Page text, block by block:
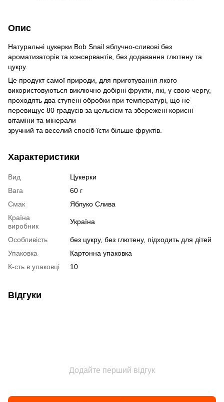
Опис
Натуральні цукерки Bob Snail яблучно-сливові без
ароматизаторів та консервантів, без додавання глютену та
цукру.
Це продукт самої природи, для приготування якого
використовуються виключно добірні фрукти, які, у свою чергу,
проходять два ступені обробки при температурі, що не
перевищує 80 градусів за цельсієм та збережені корисні
вітаміни та мінерали
зручний та веселий спосіб їсти більше фруктів.
Характеристики
Вид
Цукерки
Вага
60 г
Смак
Яблуко Слива
Країна
виробник
Україна
Особливість
без цукру, без глютену, підходить для дітей
Упаковка
Картонна упаковка
К-сть в упаковці
10
Відгуки
Додайте перший відгук